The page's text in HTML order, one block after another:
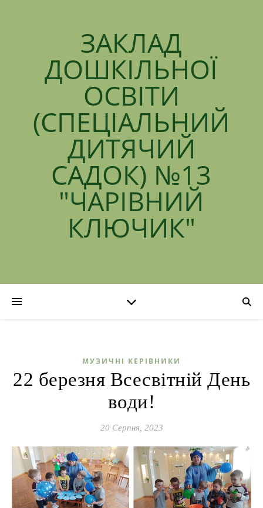
ЗАКЛАД
ДОШКІЛЬНОЇ
ОСВІТИ
(СПЕЦІАЛЬНИЙ
ДИТЯЧИЙ
САДОК) №13
"ЧАРІВНИЙ
КЛЮЧИК"
МУЗИЧНІ КЕРІВНИКИ
22 березня Всесвітній День
води!
20 Серпня, 2023